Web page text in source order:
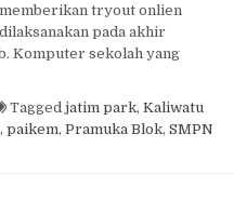
tryout onlien
pada akhir
Komputer sekolah yang
Tagged jatim park, Kaliwatu
, paikem, Pramuka Blok, SMPN